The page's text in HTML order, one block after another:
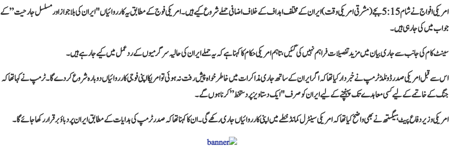
امریکی افواج نے شام 5:15 بجے (مشرقی امریکی وقت) ایران کے مختلف اہداف کے خلاف اضافی حملے شروع کیے ہیں۔ امریکی فوج کے مطابق یہ کارروائیاں "ایران کی بلاجواز اور مسلسل جارحیت” کے
جواب میں کی جا رہی ہیں۔
سینٹ کام کی جانب سے جاری بیان میں مزید تفصیلات فراہم نہیں کی گئیں، تاہم امریکی حکام کا کہنا ہے کہ یہ حملے ایران کی حالیہ سرگرمیوں کے ردعمل میں کیے جا رہے ہیں۔
اس سے قبل امریکی صدر ڈونلڈ ٹرمپ نے خبردار کیا تھا کہ اگر ایران کے ساتھ جاری مذاکرات میں خاطر خواہ پیش رفت نہ ہوئی تو امریکا اپنی فوجی کارروائیاں دوبارہ شروع کر دے گا۔ ٹرمپ نے کہا تھا کہ
جنگ کے خاتمے کے لیے کسی معاہدے تک پہنچنے کے لیے ایران کو صرف "ایک دستاویز پر دستخط” کرنا ہوں گے۔
امریکی وزیر دفاع پیٹ ہیگستھ نے بھی واضح کیا تھا کہ امریکی سینٹرل کمانڈ خطے میں اپنی کارروائیاں جاری رکھے گی۔ ان کا کہنا تھا کہ صدر ٹرمپ کی ہدایات کے مطابق ایران پر دباؤ برقرار رکھا جائے گا۔